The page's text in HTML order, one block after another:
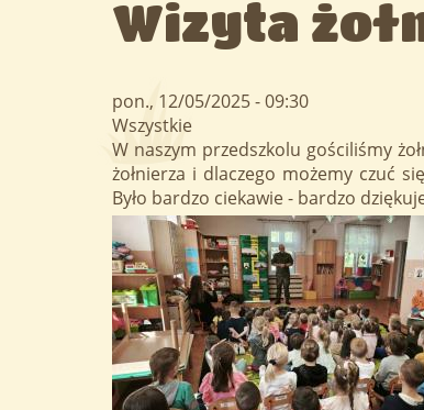
Wizyta
pon., 12/05/2025 - 09:30
Wszystkie
W naszym przedszkolu gościliśmy
żołnierza i dlaczego możemy czuć
Było bardzo ciekawie - bardzo